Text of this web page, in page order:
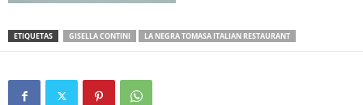
ETIQUETAS GISELLA CONTINI LA NEGRA TOMASA ITALIAN RESTAURANT